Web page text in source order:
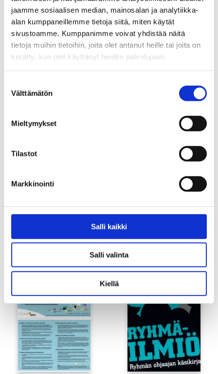
jaamme sosiaalisen median, mainosalan ja analytiikka-
alan kumppaneillemme tietoja siitä, miten käytät
sivustoamme. Kumppanimme voivat yhdistää näitä
tietoja muihin tietoihin, joita olet antanut heille tai joita on
kerätty, kun olet käyttänyt heidän palvelujaan.
valinta
Välttämätön
Mieltymykset
Tilastot
Markkinointi
Salli kaikki
Salli valinta
Kiellä
Tutustu myös
EHYT Teema 10: Monikulttuurisuus